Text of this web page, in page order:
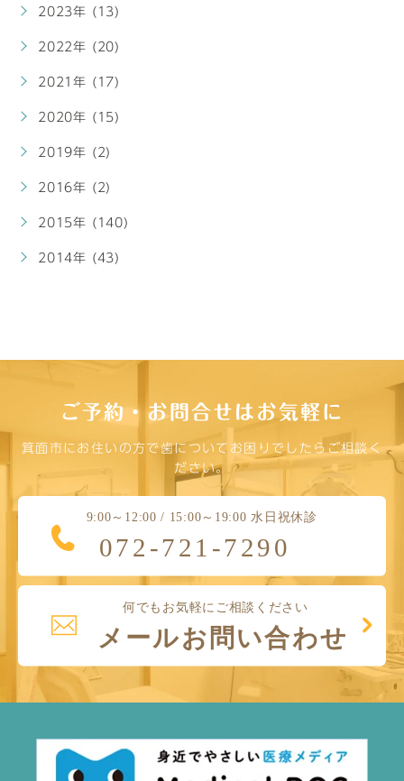
2023年 (13)
2022年 (20)
2021年 (17)
2020年 (15)
2019年 (2)
2016年 (2)
2015年 (140)
2014年 (43)
ご予約・お問合せはお気軽に
箕面市にお住いの方で歯についてお困りでしたらご相談く
ださい。